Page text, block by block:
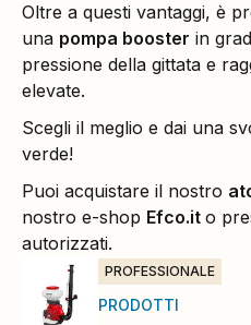
Oltre a questi vantaggi, è
una pompa booster in
pressione della gittata e
elevate.
Scegli il meglio e dai una
verde!
Puoi acquistare il nostro
nostro e-shop Efco.it o
autorizzati.
PROFESSIONALE
PRODOTTI